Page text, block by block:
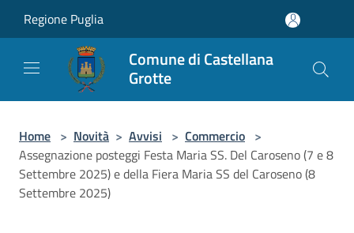
Regione Puglia
Comune di Castellana
Grotte
Home > Novità > Avvisi > Commercio >
Assegnazione posteggi Festa Maria SS. Del Caroseno (7 e 8
Settembre 2025) e della Fiera Maria SS del Caroseno (8
Settembre 2025)